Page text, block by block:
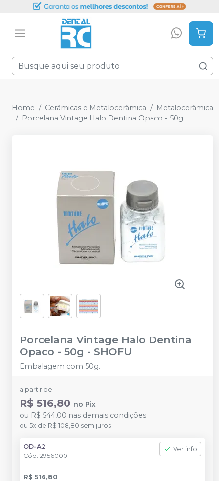
Home Cerâmicas e Metalocerâmica
Metalocerâmica
Porcelana Vintage Halo Dentina Opaco - 50g
Porcelana Vintage Halo Dentina
Opaco - 50g - SHOFU
Embalagem com 50g.
a partir de:
R$ 516,80 no Pix
ou R$ 544,00 nas demais condições
ou 5x de R$ 108,80 sem juros
OD-A2
Cód. 2956000
Ver info
R$ 516,80